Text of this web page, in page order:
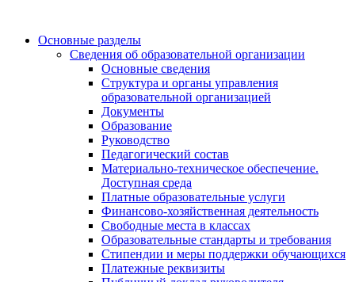
Основные разделы
Сведения об образовательной организации
Основные сведения
Структура и органы управления
образовательной организацией
Документы
Образование
Руководство
Педагогический состав
Материально-техническое обеспечение.
Доступная среда
Платные образовательные услуги
Финансово-хозяйственная деятельность
Свободные места в классах
Образовательные стандарты и требования
Стипендии и меры поддержки обучающихся
Платежные реквизиты